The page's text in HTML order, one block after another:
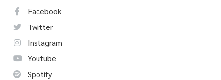
Facebook
Twitter
Instagram
Youtube
Spotify